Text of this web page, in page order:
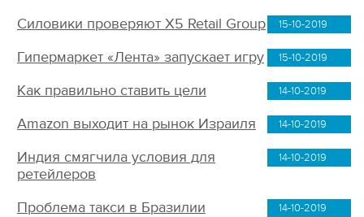
15-10-2019
Силовики проверяют X5 Retail Group
15-10-2019
Гипермаркет «Лента» запускает игру
14-10-2019
Как правильно ставить цели
14-10-2019
Amazon выходит на рынок Израиля
14-10-2019
Индия смягчила условия для
ретейлеров
14-10-2019
Проблема такси в Бразилии